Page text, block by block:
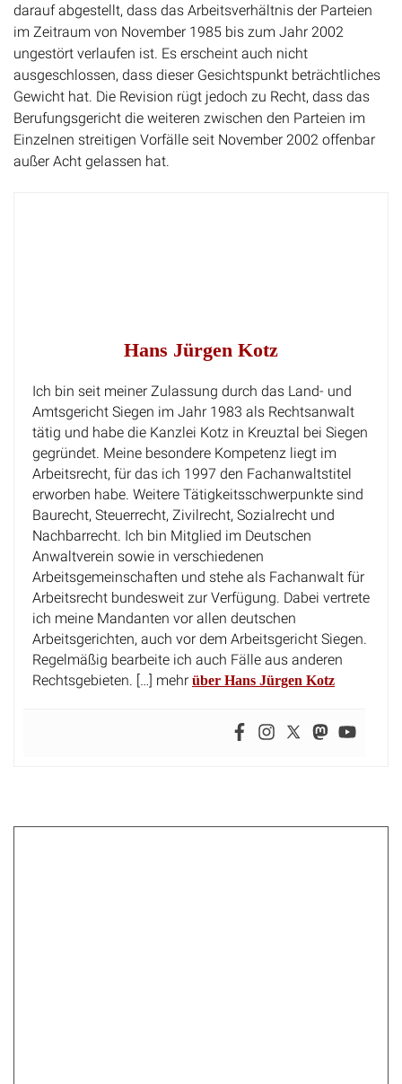
darauf abgestellt, dass das Arbeitsverhältnis der Parteien
im Zeitraum von November 1985 bis zum Jahr 2002
ungestört verlaufen ist. Es erscheint auch nicht
ausgeschlossen, dass dieser Gesichtspunkt beträchtliches
Gewicht hat. Die Revision rügt jedoch zu Recht, dass das
Berufungsgericht die weiteren zwischen den Parteien im
Einzelnen streitigen Vorfälle seit November 2002 offenbar
außer Acht gelassen hat.
Hans Jürgen Kotz
Ich bin seit meiner Zulassung durch das Land- und
Amtsgericht Siegen im Jahr 1983 als Rechtsanwalt
tätig und habe die Kanzlei Kotz in Kreuztal bei Siegen
gegründet. Meine besondere Kompetenz liegt im
Arbeitsrecht, für das ich 1997 den Fachanwaltstitel
erworben habe. Weitere Tätigkeitsschwerpunkte sind
Baurecht, Steuerrecht, Zivilrecht, Sozialrecht und
Nachbarrecht. Ich bin Mitglied im Deutschen
Anwaltverein sowie in verschiedenen
Arbeitsgemeinschaften und stehe als Fachanwalt für
Arbeitsrecht bundesweit zur Verfügung. Dabei vertrete
ich meine Mandanten vor allen deutschen
Arbeitsgerichten, auch vor dem Arbeitsgericht Siegen.
Regelmäßig bearbeite ich auch Fälle aus anderen
Rechtsgebieten. […] mehr über Hans Jürgen Kotz